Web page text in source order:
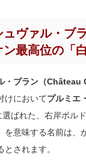
ュヴァル・ブ
最高位の「白
・ブラン（Château
けにおいてプルミエ
選ばれた、右岸ボル
を意味する名前は、
されます。